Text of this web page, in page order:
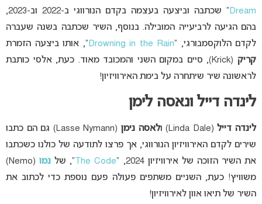
Dream
” שכתבה וביצעה בעצמה בקדם הנורווגי ב-2022 וב-2023,
בהם הגיעה לרביעייה המובילה. בנוסף, השיר שכתבה בשנה שעברה
לקדם הלוקסמבורגי, “Drowning in the Rain “, אותו ביצעה הזמרת
קריק
(Krick), סיים במקום השני והמכובד מאוד. כעת, אלסי כותבת
לראשונה שיר שיתחרה על בימת האירוויזיון!
לינדה דייל ונאסה לימן
לינדה דייל (Linda Dale) ו לאסה נימן
(Lasse Nymann) גם הם כתבו
שירים לקדם האירוויזיון הנורווגי, אך פרצו לתודעה של כולנו כשכתבו
את השיר הזוכה של אירוויזיון 2024, “
The Code “, של נמו
(Nemo)
משוויץ! כעת, השניים משתפים פעולה פעם נוספת כדי לכתוב את
השיר של תיאו אוון לאירוויזיון!